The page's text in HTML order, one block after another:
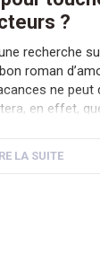
?
recherche
roman
ne peut
en effet,
LA SUITE